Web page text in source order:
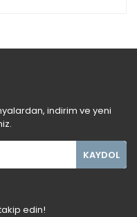
indirim ve yeni
KAYDOL
edin!